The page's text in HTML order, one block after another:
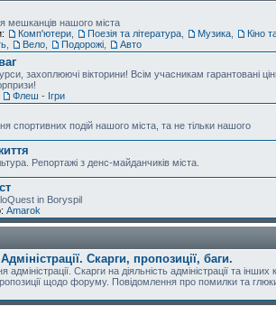
мешканців нашого міста
Комп'ютери, Поезія та література, Музика,
Кіно
, Вело, Подорожі, Авто
захоплюючі вікторини! Всім учасникам гарантовані
Флеш - Ігри
спортивних подій нашого міста, та не тільки нашого
Репортажі з денс-майданчиків міста.
in Boryspil
Amarok
Скарги, пропозиції, баги.
Скарги на діяльність адміністрації та інших
щодо форуму. Повідомлення про помилки та